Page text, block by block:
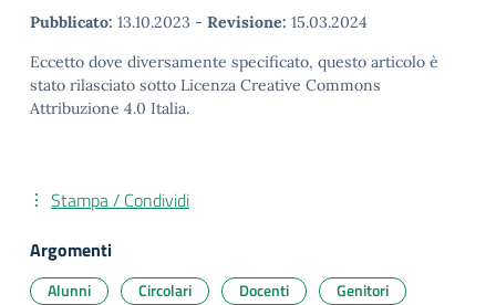
Pubblicato: 13.10.2023 - Revisione: 15.03.2024
Eccetto dove diversamente specificato, questo articolo è
stato rilasciato sotto Licenza Creative Commons
Attribuzione 4.0 Italia.
Stampa / Condividi
Argomenti
Alunni Circolari Docenti Genitori